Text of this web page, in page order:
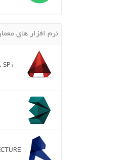
نرم افزار های